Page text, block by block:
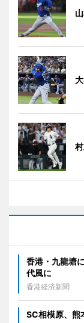
香港・九龍塘
代風に
香港経済新聞
SC相模原、